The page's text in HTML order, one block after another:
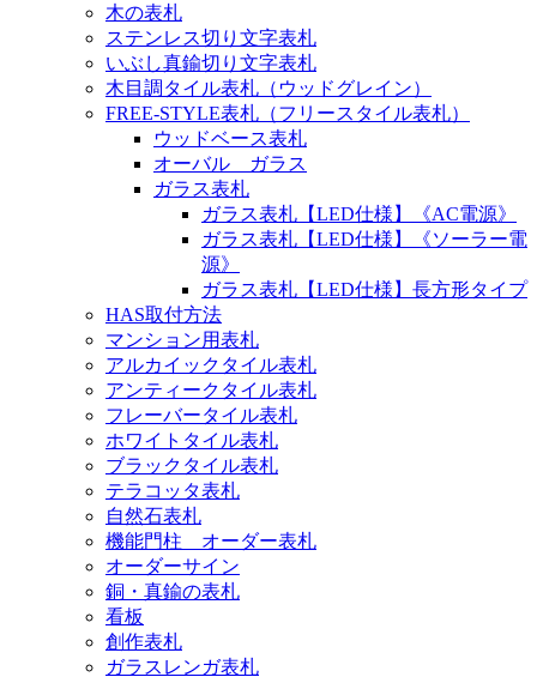
木の表札
ステンレス切り文字表札
いぶし真鍮切り文字表札
木目調タイル表札（ウッドグレイン）
FREE-STYLE表札（フリースタイル表札）
ウッドベース表札
オーバル ガラス
ガラス表札
ガラス表札【LED仕様】《AC電源》
ガラス表札【LED仕様】《ソーラー電
源》
ガラス表札【LED仕様】長方形タイプ
HAS取付方法
マンション用表札
アルカイックタイル表札
アンティークタイル表札
フレーバータイル表札
ホワイトタイル表札
ブラックタイル表札
テラコッタ表札
自然石表札
機能門柱 オーダー表札
オーダーサイン
銅・真鍮の表札
看板
創作表札
ガラスレンガ表札